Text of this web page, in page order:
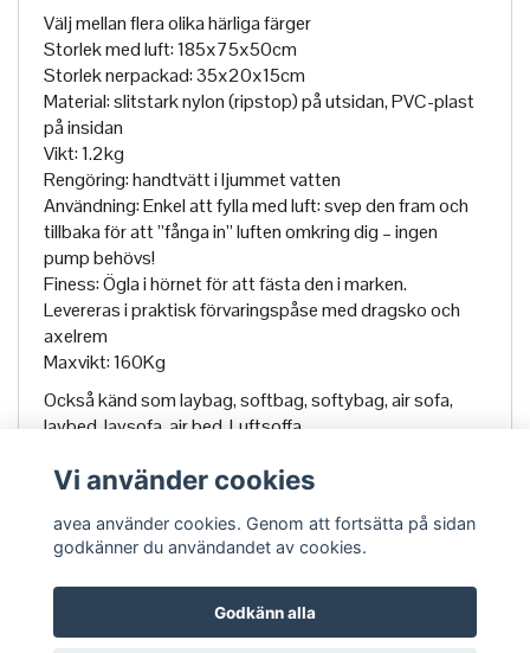
Välj mellan flera olika härliga färger
Storlek med luft: 185x75x50cm
Storlek nerpackad: 35x20x15cm
Material: slitstark nylon (ripstop) på utsidan, PVC-plast
på insidan
Vikt: 1.2kg
Rengöring: handtvätt i ljummet vatten
Användning: Enkel att fylla med luft: svep den fram och
tillbaka för att ”fånga in” luften omkring dig – ingen
pump behövs!
Finess: Ögla i hörnet för att fästa den i marken.
Levereras i praktisk förvaringspåse med dragsko och
axelrem
Maxvikt: 160Kg
Också känd som laybag, softbag, softybag, air sofa,
laybed, laysofa, air bed, Luftsoffa
Vi använder cookies
avea använder cookies. Genom att fortsätta på sidan
godkänner du användandet av cookies.
Godkänn alla